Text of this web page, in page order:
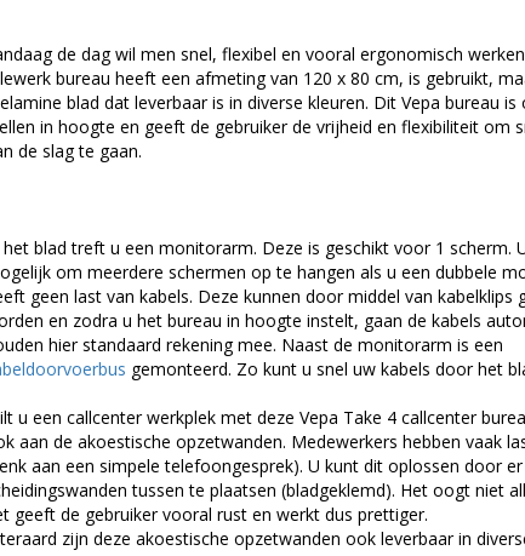
de dag wil men snel, flexibel en vooral ergonomisch
bureau heeft een afmeting van 120 x 80 cm, is gebruikt,
blad dat leverbaar is in diverse kleuren. Dit Vepa bureau
in hoogte en geeft de gebruiker de vrijheid en flexibiliteit om
de slag te gaan.
het blad treft u een monitorarm. Deze is geschikt voor 1 scherm.
om meerdere schermen op te hangen als u een dubbele
geen last van kabels. Deze kunnen door middel van kabelklips
en zodra u het bureau in hoogte instelt, gaan de kabels
hier standaard rekening mee. Naast de monitorarm is een
gemonteerd. Zo kunt u snel uw kabels door het
u een callcenter werkplek met deze Vepa Take 4 callcenter
aan de akoestische opzetwanden. Medewerkers hebben vaak
aan een simpele telefoongesprek). U kunt dit oplossen door
tussen te plaatsen (bladgeklemd). Het oogt niet
geeft de gebruiker vooral rust en werkt dus prettiger.
zijn deze akoestische opzetwanden ook leverbaar in